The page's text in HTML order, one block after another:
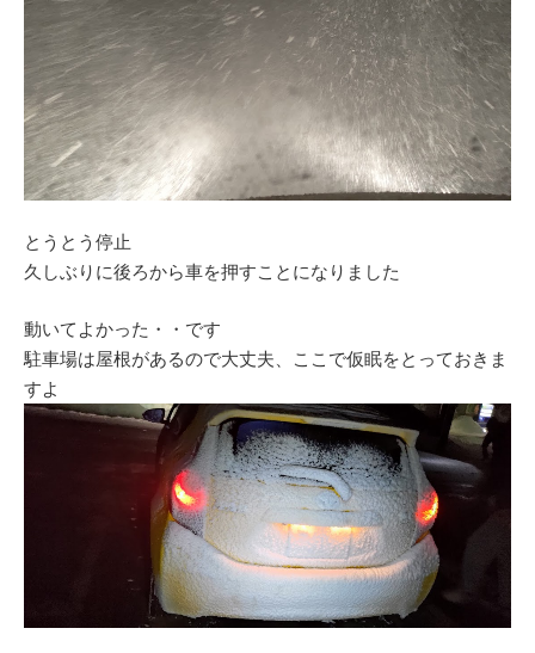
とうとう停止
久しぶりに後ろから車を押すことになりました
動いてよかった・・です
駐車場は屋根があるので大丈夫、ここで仮眠をとっておきま
すよ